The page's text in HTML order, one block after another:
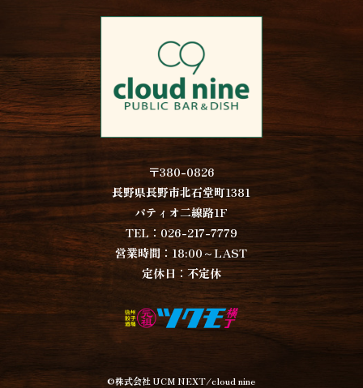
〒380-0826
長野県長野市北石堂町1381
パティオ二線路1F
TEL：026-217-7779
営業時間：18:00～LAST
定休日：不定休
©株式会社 UCM NEXT/cloud nine